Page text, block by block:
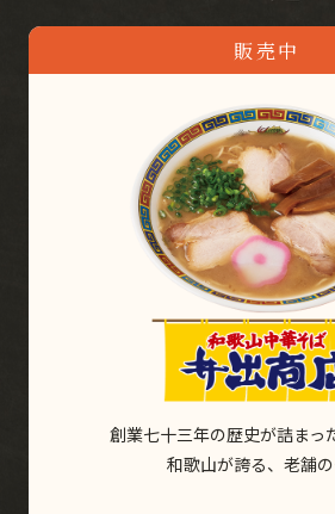
創業七十三年の歴史が詰まっ
和歌山が誇る、老舗